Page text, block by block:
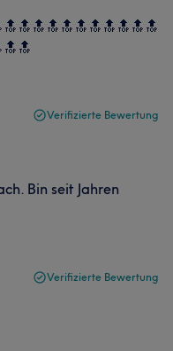
Verifizierte Bewertung
Bin seit Jahren
Verifizierte Bewertung